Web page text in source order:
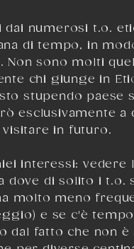
numerosi t.o.
di tempo, in
Non sono molti
chi giunge in
stupendo paese
esclusivamente
in futuro.
interessi: vedere
dove di solito i
molto meno
e se c'è
fatto che non è